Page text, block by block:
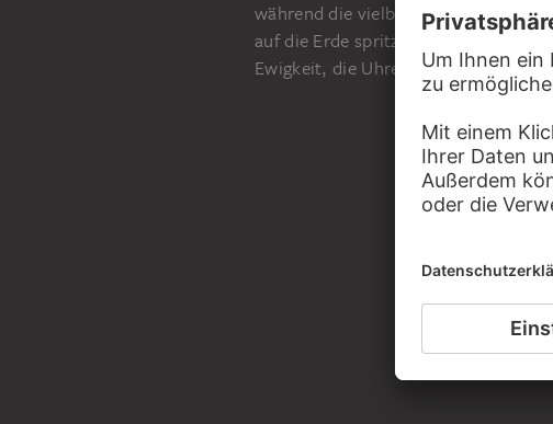
während die vielbrüstige Mutter
auf die Erde spritzt. Die sich in den
Ewigkeit, die Uhren auf die